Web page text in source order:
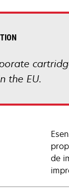
the EU.
de